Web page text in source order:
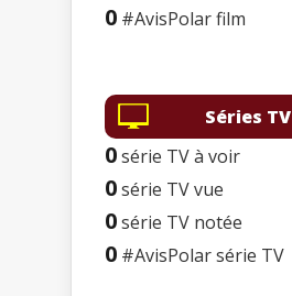
0 #AvisPolar film
Séries TV
0série TV à voir
0série TV vue
0série TV notée
0 #AvisPolar série TV